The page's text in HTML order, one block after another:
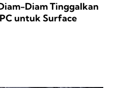
Diam Tinggalkan
untuk Surface